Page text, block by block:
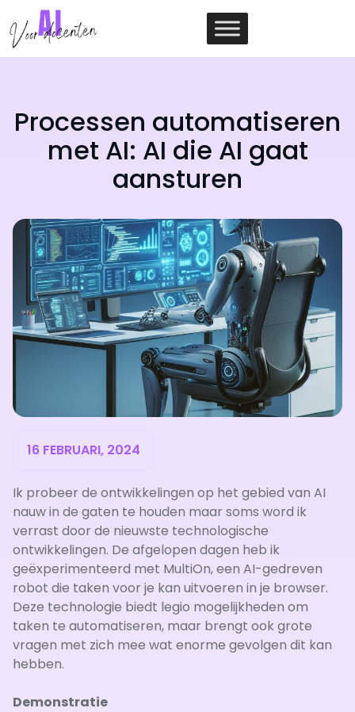
naar
de
Processen automatiseren
met AI: AI die AI gaat
aansturen
16 FEBRUARI, 2024
Ik probeer de ontwikkelingen op het gebied van AI
nauw in de gaten te houden maar soms word ik
verrast door de nieuwste technologische
ontwikkelingen. De afgelopen dagen heb ik
geëxperimenteerd met MultiOn, een AI-gedreven
robot die taken voor je kan uitvoeren in je browser.
Deze technologie biedt legio mogelijkheden om
taken te automatiseren, maar brengt ook grote
vragen met zich mee wat enorme gevolgen dit kan
hebben.
Demonstratie